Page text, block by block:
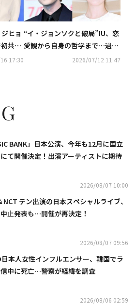
ヒョ
共演
17:30
“イ・ジョンソクと破局”IU、恋
愛観から自身の哲学まで…過去
2026/07/12 11:47
BANK」日本公演、今年も12月に国立
て開催決定！出演アーティストに期待
2026/08/07 10:00
NCT テン出演の日本スペシャルライブ、
止発表も…開催が再決定！
2026/08/07 09:56
本人女性インフルエンサー、韓国でラ
中に死亡…警察が経緯を調査
2026/08/06 02:59